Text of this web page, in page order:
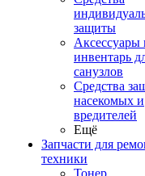
защиты
Аксессуары
инвентарь
санузлов
Средства
насекомых и
вредителей
Ещё
Запчасти для
техники
Тонер